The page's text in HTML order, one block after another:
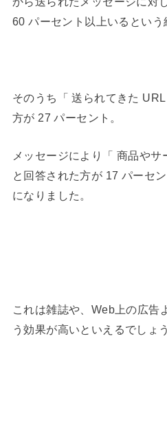
60 パーセント以上いるという
そのうち「 送られてきた
方が 27 パーセント。
メッセージにより「 商品やサ
と回答された方が 17 パーセ
になりました。
これは雑誌や、Web上の広告
う効果が高いといえるでしょう